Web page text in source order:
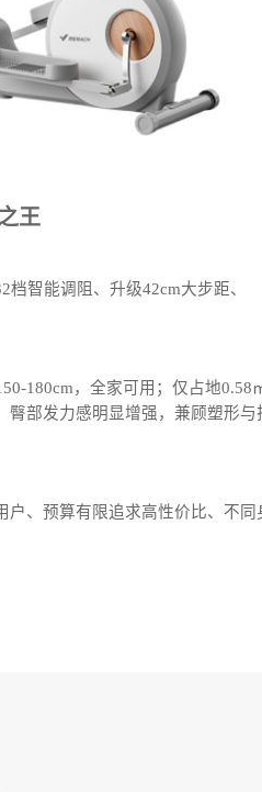
王
档智能调阻、升级42cm大步距、
180cm，全家可用；仅占地0.58
臀部发力感明显增强，兼顾塑形与
户、预算有限追求高性价比、不同